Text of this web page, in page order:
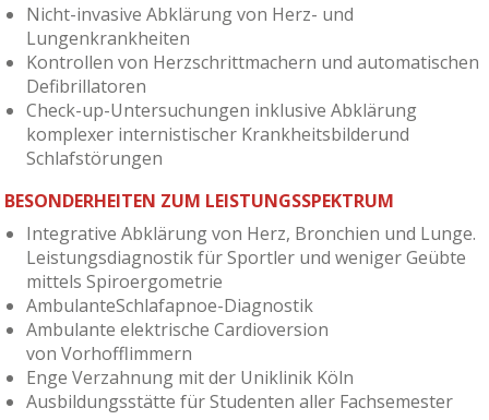
Nicht-invasive Abklärung von Herz- und
Lungenkrankheiten
Kontrollen von Herzschrittmachern und automatischen
Defibrillatoren
Check-up-Untersuchungen inklusive Abklärung
komplexer internistischer Krankheitsbilderund
Schlafstörungen
BESONDERHEITEN ZUM LEISTUNGSSPEKTRUM
Integrative Abklärung von Herz, Bronchien und Lunge.
Leistungsdiagnostik für Sportler und weniger Geübte
mittels Spiroergometrie
AmbulanteSchlafapnoe-Diagnostik
Ambulante elektrische Cardioversion
von Vorhofflimmern
Enge Verzahnung mit der Uniklinik Köln
Ausbildungsstätte für Studenten aller Fachsemester